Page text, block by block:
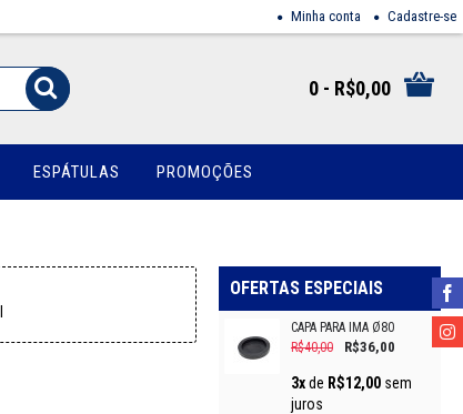
Minha conta Cadastre-se
0 - R$0,00
ESPÁTULAS PROMOÇÕES
OFERTAS ESPECIAIS
CAPA PARA IMÃ Ø80
R$40,00
R$36,00
3xde R$12,00 sem
juros